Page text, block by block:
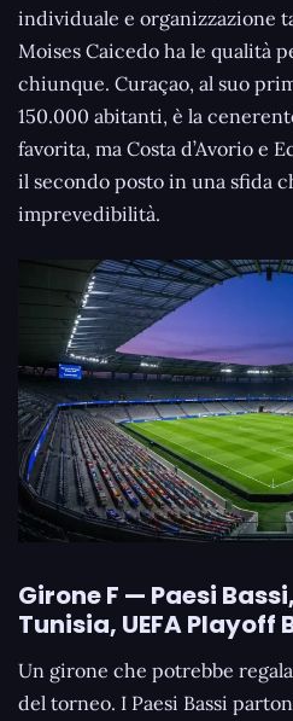
individuale e organizzazione
Moises Caicedo ha le qualità
chiunque. Curaçao, al suo
150.000 abitanti, è la
favorita, ma Costa d’Avorio e
il secondo posto in una sfida
imprevedibilità.
Girone F — Paesi
Tunisia, UEFA Playoff
Un girone che potrebbe
del torneo. I Paesi Bassi